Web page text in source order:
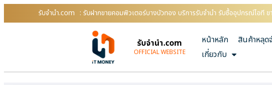
รับจํานํา.com : รับฝากขายคอมพิวเตอร์บางบัวทอง บริการรับจำนำ รับซื้ออุปกรณ์ไอที
รับจํานํา.com
OFFICIAL WEBSITE
หน้าหลัก สินค้าหลุด
เกี่ยวกับ